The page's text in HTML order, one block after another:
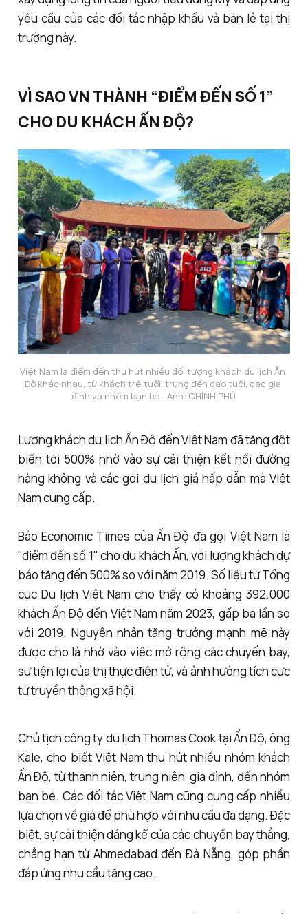
yêu cầu của các đối tác nhập khẩu và bán lẻ tại thị
trường này.
VÌ SAO VN THÀNH “ĐIỂM ĐẾN SỐ 1”
CHO DU KHÁCH ẤN ĐỘ?
Việt Nam là điểm đến thu hút nhiều đối tượng khách du lịch Ấn
Độ khác nhau, từ khách trẻ tuổi, trung đến cao tuổi, các gia
đình và nhóm bạn bè - Ảnh: CHÍNH PHỦ
Lượng khách du lịch Ấn Độ đến Việt Nam đã tăng đột
biến tới 500% nhờ vào sự cải thiện kết nối đường
hàng không và các gói du lịch giá hấp dẫn mà Việt
Nam cung cấp.
Báo Economic Times của Ấn Độ đã gọi Việt Nam là
"điểm đến số 1" cho du khách Ấn, với lượng khách dự
báo tăng đến 500% so với năm 2019. Số liệu từ Tổng
cục Du lịch Việt Nam cho thấy có khoảng 392.000
khách Ấn Độ đến Việt Nam năm 2023, gấp ba lần so
với 2019. Nguyên nhân tăng trưởng mạnh mẽ này
được cho là nhờ vào việc mở rộng các chuyến bay,
sự tiện lợi của thị thực điện tử, và ảnh hưởng tích cực
từ truyền thông xã hội.
Chủ tịch công ty du lịch Thomas Cook tại Ấn Độ, ông
Kale, cho biết Việt Nam thu hút nhiều nhóm khách
Ấn Độ, từ thanh niên, trung niên, gia đình, đến nhóm
bạn bè. Các đối tác Việt Nam cũng cung cấp nhiều
lựa chọn về giá để phù hợp với nhu cầu đa dạng. Đặc
biệt, sự cải thiện đáng kể của các chuyến bay thẳng,
chẳng hạn từ Ahmedabad đến Đà Nẵng, góp phần
đáp ứng nhu cầu tăng cao.